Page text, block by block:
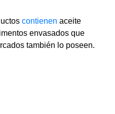
contienen aceite
envasados ​​que
también lo poseen.